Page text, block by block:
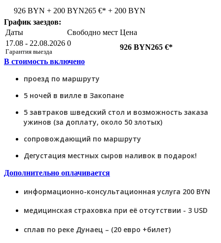
926 BYN + 200 BYN265 €* + 200 BYN
График заездов:
Даты
Свободно мест Цена
17.08 - 22.08.2026
Гарантия выезда
0 926 BYN265 €*
В стоимость включено
проезд по маршруту
5 ночей в вилле в Закопане
5 завтраков шведский стол и возможность заказа
ужинов (за доплату, около 50 злотых)
сопровождающий по маршруту
Дегустация местных сыров наливок в подарок!
Дополнительно оплачивается
информационно-консультационная услуга 200 BYN
медицинская страховка при её отсутствии - 3 USD
cплав по реке Дунаец – (20 евро +билет)